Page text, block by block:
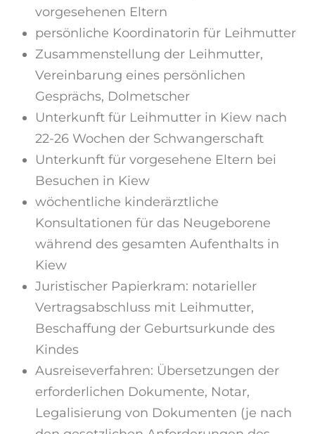
vorgesehenen Eltern
persönliche Koordinatorin für Leihmutter
Zusammenstellung der Leihmutter,
Vereinbarung eines persönlichen
Gesprächs, Dolmetscher
Unterkunft für Leihmutter in Kiew nach
22-26 Wochen der Schwangerschaft
Unterkunft für vorgesehene Eltern bei
Besuchen in Kiew
wöchentliche kinderärztliche
Konsultationen für das Neugeborene
während des gesamten Aufenthalts in
Kiew
Juristischer Papierkram: notarieller
Vertragsabschluss mit Leihmutter,
Beschaffung der Geburtsurkunde des
Kindes
Ausreiseverfahren: Übersetzungen der
erforderlichen Dokumente, Notar,
Legalisierung von Dokumenten (je nach